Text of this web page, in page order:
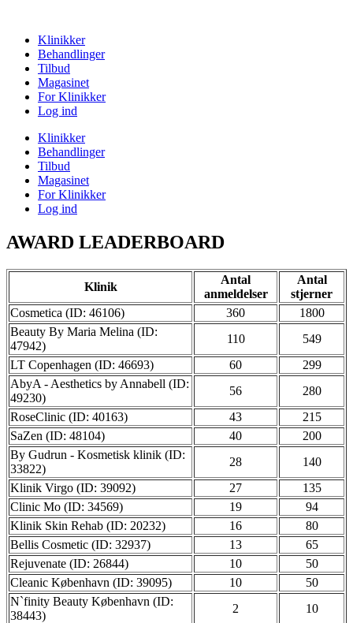
Klinikker
Behandlinger
Tilbud
Magasinet
For Klinikker
Log ind
Klinikker
Behandlinger
Tilbud
Magasinet
For Klinikker
Log ind
AWARD LEADERBOARD
Klinik
Antal
anmeldelser
Antal
stjerner
Cosmetica (ID: 46106)
360
1800
Beauty By Maria Melina (ID:
47942)
110
549
LT Copenhagen (ID: 46693)
60
299
AbyA - Aesthetics by Annabell (ID:
49230)
56
280
RoseClinic (ID: 40163)
43
215
SaZen (ID: 48104)
40
200
By Gudrun - Kosmetisk klinik (ID:
33822)
28
140
Klinik Virgo (ID: 39092)
27
135
Clinic Mo (ID: 34569)
19
94
Klinik Skin Rehab (ID: 20232)
16
80
Bellis Cosmetic (ID: 32937)
13
65
Rejuvenate (ID: 26844)
10
50
Cleanic København (ID: 39095)
10
50
N`finity Beauty København (ID:
38443)
2
10